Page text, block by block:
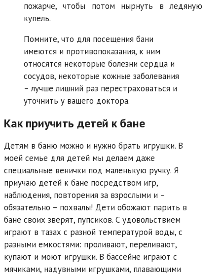
пожарче, чтобы потом нырнуть в ледяную
купель.
Помните, что для посещения бани
имеются и противопоказания, к ним
относятся некоторые болезни сердца и
сосудов, некоторые кожные заболевания
– лучше лишний раз перестраховаться и
уточнить у вашего доктора.
Как приучить детей к бане
Детям в баню можно и нужно брать игрушки. В
моей семье для детей мы делаем даже
специальные венички под маленькую ручку. Я
приучаю детей к бане посредством игр,
наблюдения, повторения за взрослыми и –
обязательно – похвалы! Дети обожают парить в
бане своих зверят, пупсиков. С удовольствием
играют в тазах с разной температурой воды, с
разными емкостями: проливают, переливают,
купают и моют игрушки. В бассейне играют с
мячиками, надувными игрушками, плавающими